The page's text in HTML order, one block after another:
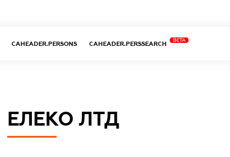
CAHEADER.PERSONS CAHEADER.PERSSEARCH
BETA
ЕЛЕКО ЛТД